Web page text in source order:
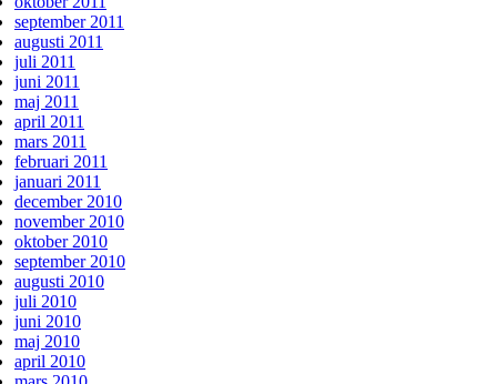
september 2011
augusti 2011
juli 2011
juni 2011
maj 2011
april 2011
mars 2011
februari 2011
januari 2011
december 2010
november 2010
oktober 2010
september 2010
augusti 2010
juli 2010
juni 2010
maj 2010
april 2010